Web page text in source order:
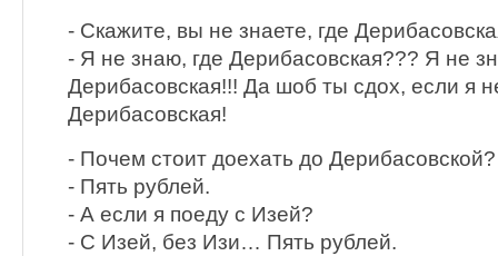
- Скажите, вы не знаете, где
- Я не знаю, где Дерибасовская??? Я не
Дерибасовская!!! Да шоб ты сдох, если я
Дерибасовская!
- Почем стоит доехать до Дерибасовской?
- Пять рублей.
- А если я поеду с Изей?
- С Изей, без Изи… Пять рублей.